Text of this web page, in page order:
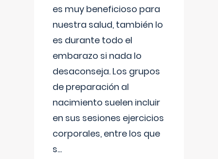
es muy beneficioso para
nuestra salud, también lo
es durante todo el
embarazo si nada lo
desaconseja. Los grupos
de preparación al
nacimiento suelen incluir
en sus sesiones ejercicios
corporales, entre los que
s...